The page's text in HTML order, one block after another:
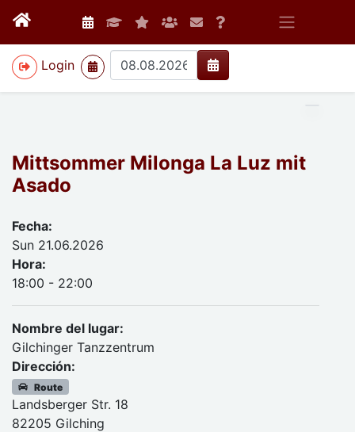
Login
>
Mittsommer Milonga La Luz mit
Asado
Fecha:
Sun 21.06.2026
Hora:
18:00 - 22:00
Nombre del lugar:
Gilchinger Tanzzentrum
Dirección:
Route
Landsberger Str. 18
82205 Gilching